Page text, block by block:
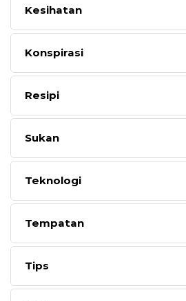
Kesihatan
Konspirasi
Resipi
Sukan
Teknologi
Tempatan
Tips